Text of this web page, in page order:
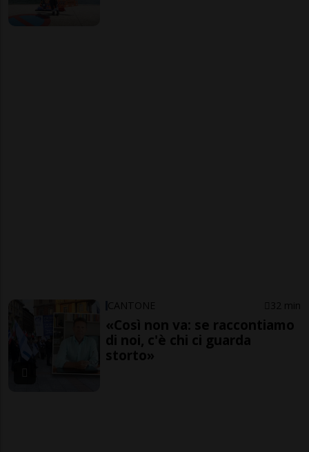
CANTONE 32 min
«Così non va: se raccontiamo
di noi, c'è chi ci guarda
storto»